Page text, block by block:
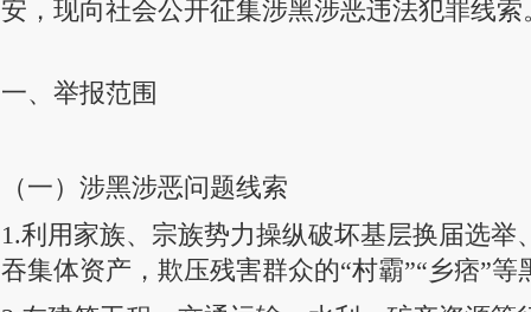
安，现向社会公开征集涉黑涉恶违法犯罪线索
一、举报范围
（一）涉黑涉恶问题线索
1.利用家族、宗族势力操纵破坏基层换届选举
吞集体资产，欺压残害群众的“村霸”“乡痞”等